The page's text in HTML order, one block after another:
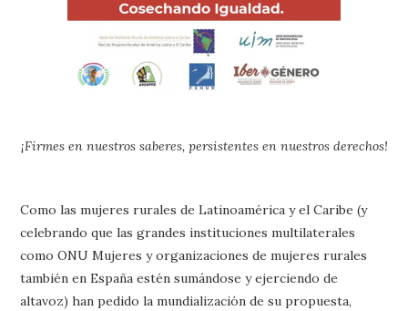
¡Firmes en nuestros saberes, persistentes en nuestros derechos!
Como las mujeres rurales de Latinoamérica y el Caribe (y
celebrando que las grandes instituciones multilaterales
como ONU Mujeres y organizaciones de mujeres rurales
también en España estén sumándose y ejerciendo de
altavoz) han pedido la mundialización de su propuesta,